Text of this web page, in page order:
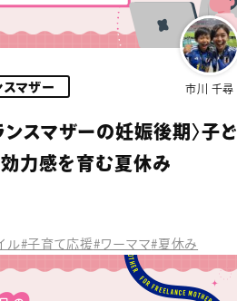
市川 千尋
スマザー
ンスマザーの妊娠後期〉子ど
力感を育む夏休み
ル#子育て応援#ワーママ#夏休み